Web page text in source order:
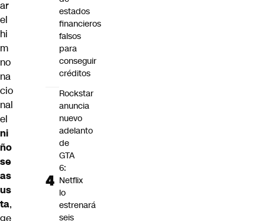
ar
el
hi
m
no
na
cio
nal
el
ni
ño
se
as
us
ta,
ge
estados
financieros
falsos
para
conseguir
créditos
Rockstar
anuncia
nuevo
adelanto
de
GTA
6:
Netflix
lo
estrenará
seis